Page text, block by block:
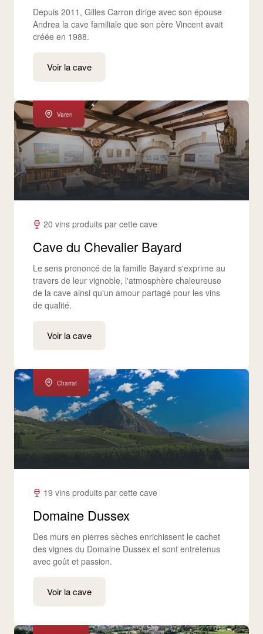
Depuis 2011, Gilles Carron dirige avec son épouse
Andrea la cave familiale que son père Vincent avait
créée en 1988.
Voir la cave
Varen
20 vins produits par cette cave
Cave du Chevalier Bayard
Le sens prononcé de la famille Bayard s'exprime au
travers de leur vignoble, l'atmosphère chaleureuse
de la cave ainsi qu'un amour partagé pour les vins
de qualité.
Voir la cave
Charrat
19 vins produits par cette cave
Domaine Dussex
Des murs en pierres sèches enrichissent le cachet
des vignes du Domaine Dussex et sont entretenus
avec goût et passion.
Voir la cave